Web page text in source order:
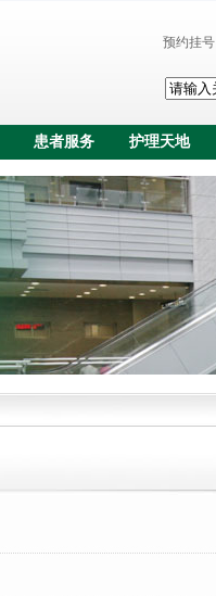
预约挂号
患者服务 护理天地